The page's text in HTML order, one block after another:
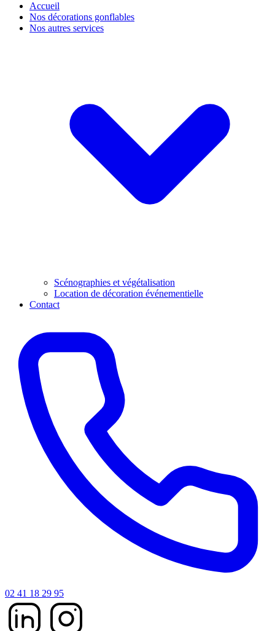
Accueil
Nos décorations gonflables
Nos autres services
Scénographies et végétalisation
Location de décoration événementielle
Contact
02 41 18 29 95